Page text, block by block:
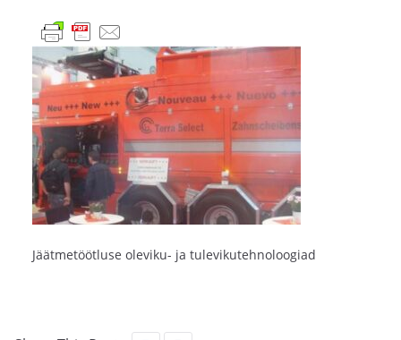
Jäätmetöötluse oleviku- ja tulevikutehnoloogiad